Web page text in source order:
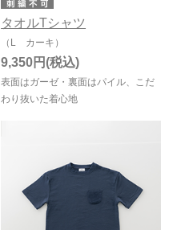
タオルTシャツ
（L カーキ）
表面はガーゼ・裏面はパイル、こだ
わり抜いた着心地
9,350円